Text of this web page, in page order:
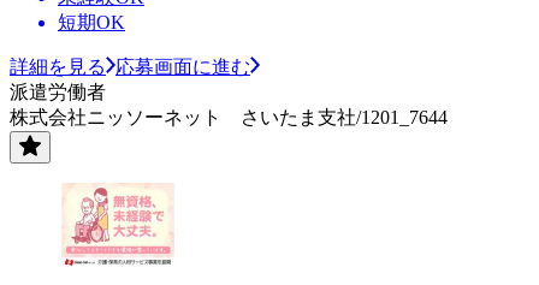
短期OK
詳細を見る
応募画面に進む
派遣労働者
株式会社ニッソーネット さいたま支社/1201_7644